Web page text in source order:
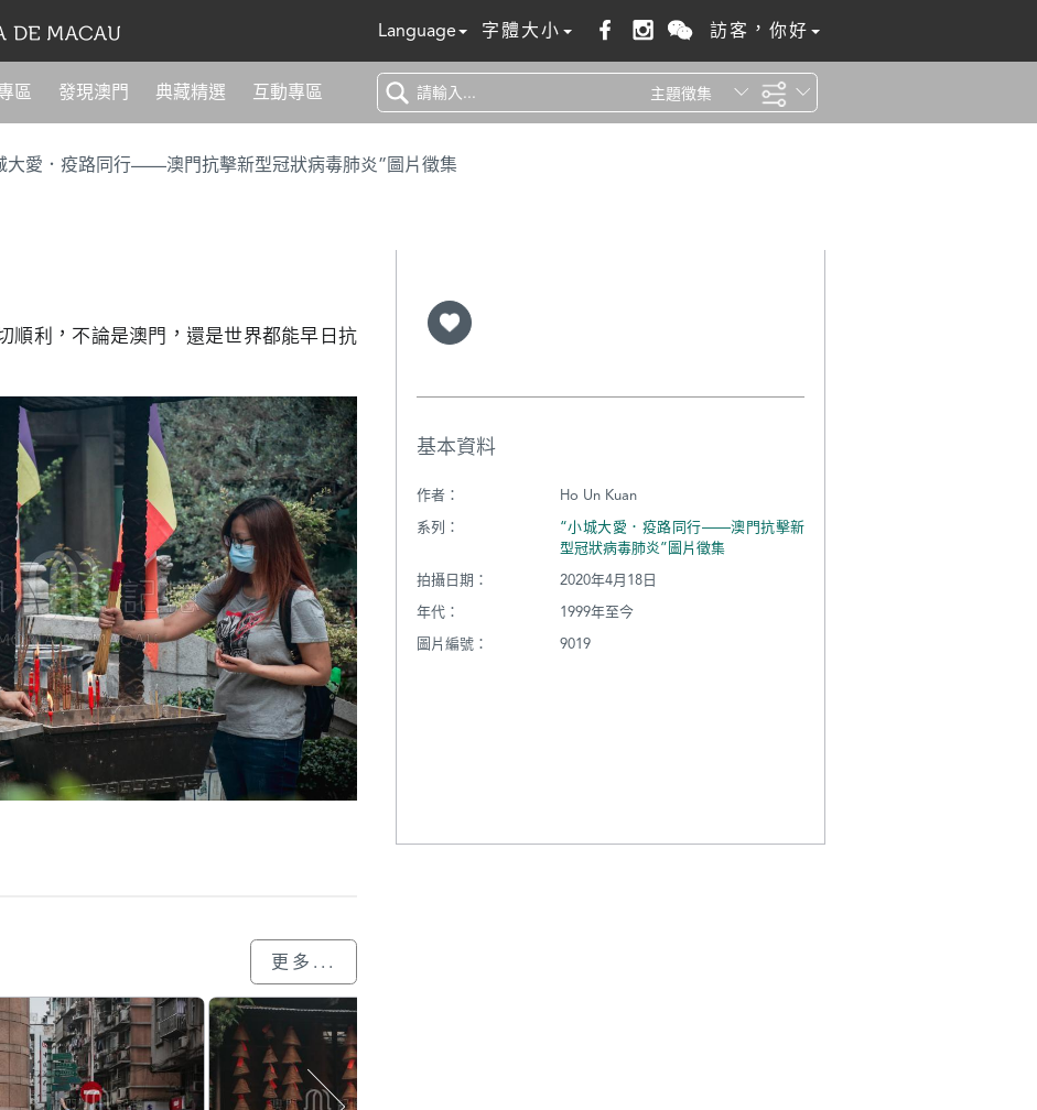
Language 字體大小 訪客，你好
區 發現澳門 典藏精選 互動專區 主題徵集
大愛．疫路同行——澳門抗擊新型冠狀病毒肺炎”圖片徵集
順利，不論是澳門，還是世界都能早日抗
更多...
基本資料
作者：
Ho Un Kuan
系列：
“小城大愛．疫路同行——澳門抗擊新
型冠狀病毒肺炎”圖片徵集
拍攝日期：
2020年4月18日
年代：
1999年至今
圖片編號：
9019